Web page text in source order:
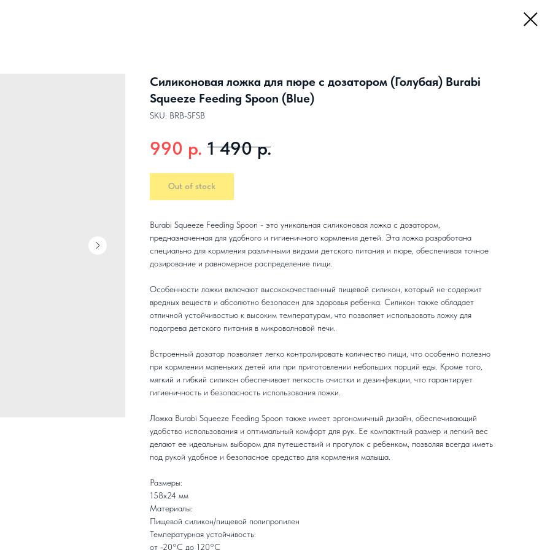
Силиконовая ложка для пюре с дозатором (Голубая) Burabi
Squeeze Feeding Spoon (Blue)
SKU: BRB-SFSB
990 р. 1 490 р.
Out of stock
Burabi Squeeze Feeding Spoon - это уникальная силиконовая ложка с дозатором,
предназначенная для удобного и гигиеничного кормления детей. Эта ложка разработана
специально для кормления различными видами детского питания и пюре, обеспечивая точное
дозирование и равномерное распределение пищи.
Особенности ложки включают высококачественный пищевой силикон, который не содержит
вредных веществ и абсолютно безопасен для здоровья ребенка. Силикон также обладает
отличной устойчивостью к высоким температурам, что позволяет использовать ложку для
подогрева детского питания в микроволновой печи.
Встроенный дозатор позволяет легко контролировать количество пищи, что особенно полезно
при кормлении маленьких детей или при приготовлении небольших порций еды. Кроме того,
мягкий и гибкий силикон обеспечивает легкость очистки и дезинфекции, что гарантирует
гигиеничность и безопасность использования ложки.
Ложка Burabi Squeeze Feeding Spoon также имеет эргономичный дизайн, обеспечивающий
удобство использования и оптимальный комфорт для рук. Ее компактный размер и легкий вес
делают ее идеальным выбором для путешествий и прогулок с ребенком, позволяя всегда иметь
под рукой удобное и безопасное средство для кормления малыша.
Размеры:
158x24 мм
Материалы:
Пищевой силикон/пищевой полипропилен
Температурная устойчивость:
от -20°С до 120°С